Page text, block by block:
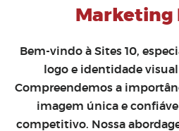
Marketing
Bem-vindo à Sites 10,
logo e identidade
Compreendemos a
imagem única e
competitivo. Nossa